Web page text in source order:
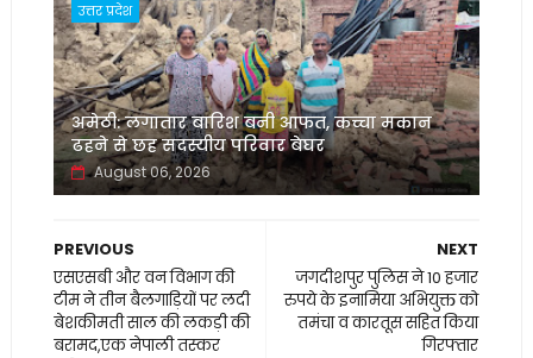
उत्तर प्रदेश
अमेठी: लगातार बारिश बनी आफत, कच्चा मकान
ढहने से छह सदस्यीय परिवार बेघर
August 06, 2026
NEXT
जगदीशपुर पुलिस ने 10 हजार
रुपये के इनामिया अभियुक्त को
तमंचा व कारतूस सहित किया
गिरफ्तार
PREVIOUS
एसएसबी और वन विभाग की
टीम ने तीन बैलगाड़ियों पर लदी
बेशकीमती साल की लकड़ी की
बरामद,एक नेपाली तस्कर